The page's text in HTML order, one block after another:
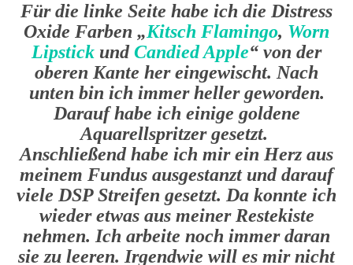
Für die linke Seite habe ich die Distress
Oxide Farben „Kitsch Flamingo, Worn
Lipstick undCandied Apple“ von der
oberen Kante her eingewischt. Nach
unten bin ich immer heller geworden.
Darauf habe ich einige goldene
Aquarellspritzer gesetzt.
Anschließend habe ich mir ein Herz aus
meinem Fundus ausgestanzt und darauf
viele DSP Streifen gesetzt. Da konnte ich
wieder etwas aus meiner Restekiste
nehmen. Ich arbeite noch immer daran
sie zu leeren. Irgendwie will es mir nicht